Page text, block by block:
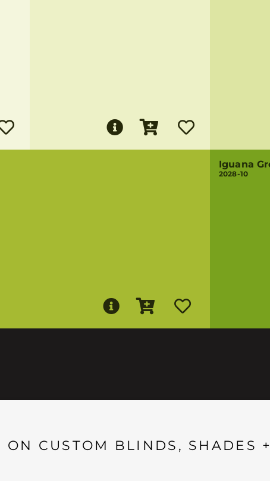
Iguana
2028-10
ON CUSTOM BLINDS, SHADES